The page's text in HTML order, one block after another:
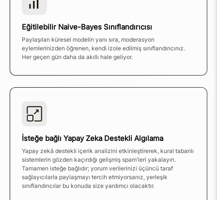
Eğitilebilir Naive-Bayes Sınıflandırıcısı
Paylaşılan küresel modelin yanı sıra, moderasyon
eylemlerinizden öğrenen, kendi izole edilmiş sınıflandırıcınız.
Her geçen gün daha da akıllı hale geliyor.
İsteğe bağlı Yapay Zeka Destekli Algılama
Yapay zekâ destekli içerik analizini etkinleştirerek, kural tabanlı
sistemlerin gözden kaçırdığı gelişmiş spam'leri yakalayın.
Tamamen isteğe bağlıdır; yorum verilerinizi üçüncü taraf
sağlayıcılarla paylaşmayı tercih etmiyorsanız, yerleşik
sınıflandırıcılar bu konuda size yardımcı olacaktır.